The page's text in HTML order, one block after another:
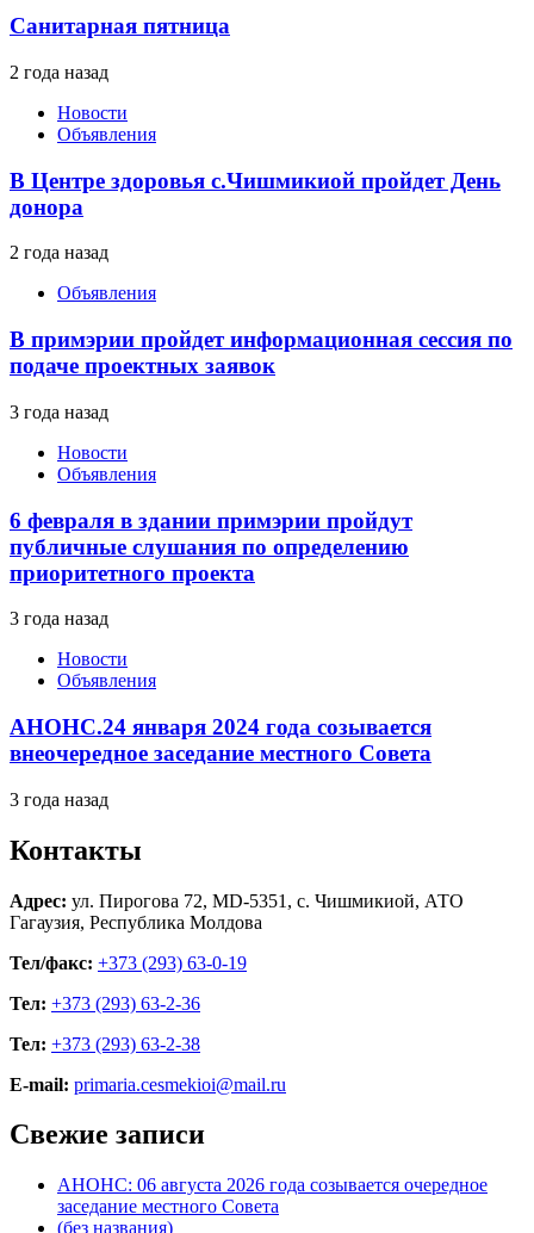
Санитарная пятница
2 года назад
Новости
Объявления
В Центре здоровья с.Чишмикиой пройдет День
донора
2 года назад
Объявления
В примэрии пройдет информационная сессия по
подаче проектных заявок
3 года назад
Новости
Объявления
6 февраля в здании примэрии пройдут
публичные слушания по определению
приоритетного проекта
3 года назад
Новости
Объявления
АНОНС.24 января 2024 года созывается
внеочередное заседание местного Совета
3 года назад
Контакты
Адрес: ул. Пирогова 72, MD-5351, с. Чишмикиой, АТО
Гагаузия, Республика Молдова
Тел/факс: +373 (293) 63-0-19
Тел: +373 (293) 63-2-36
Тел: +373 (293) 63-2-38
E-mail: primaria.cesmekioi@mail.ru
Свежие записи
АНОНС: 06 августа 2026 года созывается очередное
заседание местного Совета
(без названия)